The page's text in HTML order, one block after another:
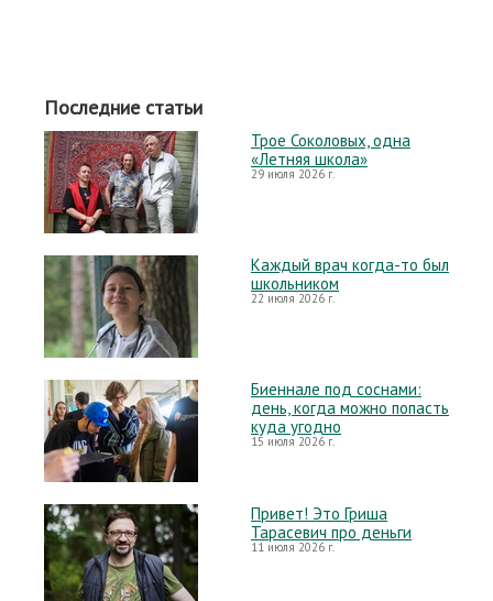
Последние статьи
Трое Соколовых, одна
«Летняя школа»
29 июля 2026 г.
Каждый врач когда-то был
школьником
22 июля 2026 г.
Биеннале под соснами:
день, когда можно попасть
куда угодно
15 июля 2026 г.
Привет! Это Гриша
Тарасевич про деньги
11 июля 2026 г.